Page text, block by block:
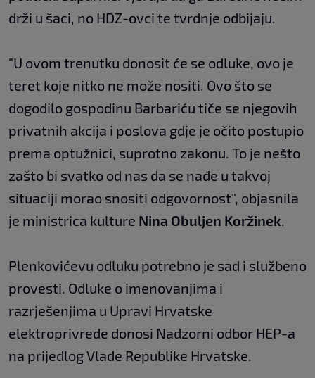
drži u šaci, no HDZ-ovci te tvrdnje odbijaju.
"U ovom trenutku donosit će se odluke, ovo je
teret koje nitko ne može nositi. Ovo što se
dogodilo gospodinu Barbariću tiče se njegovih
privatnih akcija i poslova gdje je očito postupio
prema optužnici, suprotno zakonu. To je nešto
zašto bi svatko od nas da se nađe u takvoj
situaciji morao snositi odgovornost", objasnila
je ministrica kulture Nina Obuljen Koržinek.
Plenkovićevu odluku potrebno je sad i službeno
provesti. Odluke o imenovanjima i
razrješenjima u Upravi Hrvatske
elektroprivrede donosi Nadzorni odbor HEP-a
na prijedlog Vlade Republike Hrvatske.